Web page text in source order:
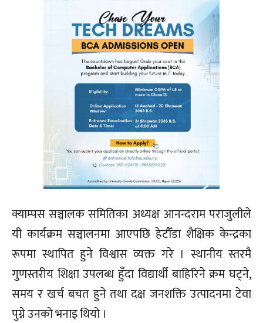
क्याम्पस सञ्चालक समितिका अध्यक्ष आनन्दराम पराजुलीले
यी कार्यक्रम सञ्चालनमा आएपछि हेटौँडा शैक्षिक केन्द्रका
रूपमा स्थापित हुने विश्वास व्यक्त गरे । स्थानीय स्तरमै
गुणस्तरीय शिक्षा उपलब्ध हुँदा विद्यार्थी बाहिरिने क्रम घट्ने,
समय र खर्च बचत हुने तथा दक्ष जनशक्ति उत्पादनमा टेवा
पुग्ने उनको भनाइ थियो ।